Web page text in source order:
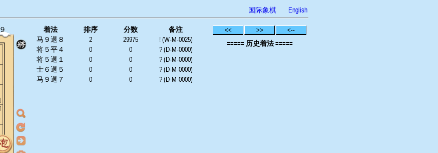
国际象棋 English
９ 着法 排序 分数
备注
马９退８
2 29975
! (W-M-0025)
将５平４
0 0
? (D-M-0000)
将５退１
0 0
? (D-M-0000)
士６退５
0 0
? (D-M-0000)
马９退７
0 0 ? (D-M-0000)
<< >>
<--
===== 历史着法 =====